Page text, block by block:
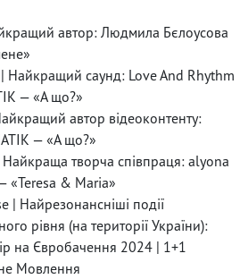
автор: Людмила Бєлоусова
Найкращий саунд: Love And Rhythm
— «А що?»
автор відеоконтенту:
— «А що?»
творча співпраця: alyona
«Teresa & Maria»
| Найрезонансніші події
рівня (на території України):
на Євробачення 2024 | 1+1
Мовлення